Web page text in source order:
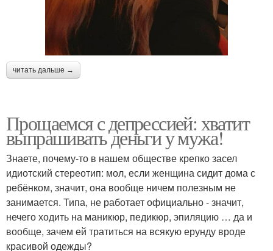
читать дальше →
Прощаемся с депрессией: хватит
выпрашивать деньги у мужа!
Знаете, почему-то в нашем обществе крепко засел
идиотский стереотип: мол, если женщина сидит дома с
ребёнком, значит, она вообще ничем полезным не
занимается. Типа, не работает официально - значит,
нечего ходить на маникюр, педикюр, эпиляцию … да и
вообще, зачем ей тратиться на всякую ерунду вроде
красивой одежды?